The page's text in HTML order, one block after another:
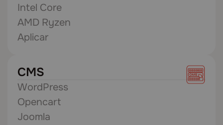
Intel Core
AMD Ryzen
Aplicar
CMS
WordPress
Opencart
Joomla